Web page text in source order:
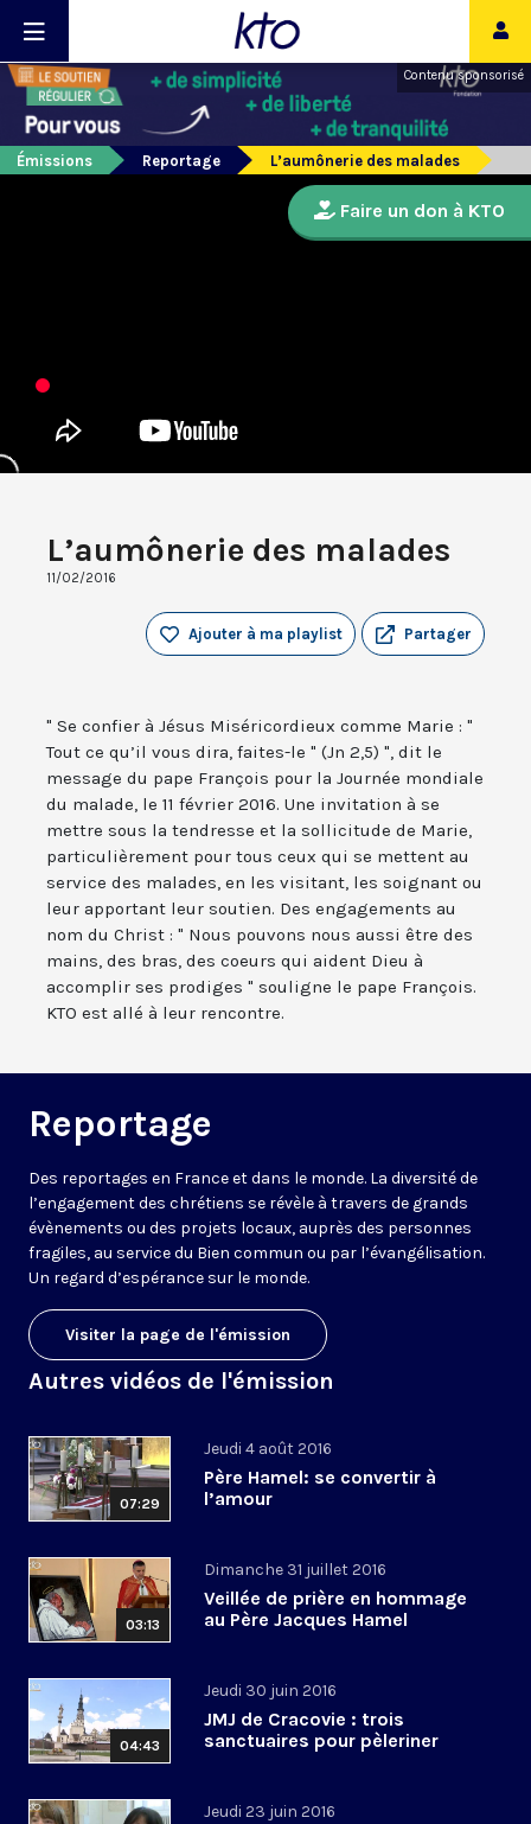
Contenu sponsorisé
Émissions Reportage L’aumônerie des malades
L’aumônerie des malades
11/02/2016
Partager
Ajouter à ma playlist
" Se confier à Jésus Miséricordieux comme Marie : "
Tout ce qu’il vous dira, faites-le " (Jn 2,5) ", dit le
message du pape François pour la Journée mondiale
du malade, le 11 février 2016. Une invitation à se
mettre sous la tendresse et la sollicitude de Marie,
particulièrement pour tous ceux qui se mettent au
service des malades, en les visitant, les soignant ou
leur apportant leur soutien. Des engagements au
nom du Christ : " Nous pouvons nous aussi être des
mains, des bras, des coeurs qui aident Dieu à
accomplir ses prodiges " souligne le pape François.
KTO est allé à leur rencontre.
Reportage
Des reportages en France et dans le monde. La diversité de
l’engagement des chrétiens se révèle à travers de grands
évènements ou des projets locaux, auprès des personnes
fragiles, au service du Bien commun ou par l’évangélisation.
Un regard d’espérance sur le monde.
Visiter la page de l'émission
Autres vidéos de l'émission
07:29
Jeudi 4 août 2016
Père Hamel: se convertir à
l’amour
03:13
Dimanche 31 juillet 2016
Veillée de prière en hommage
au Père Jacques Hamel
04:43
Jeudi 30 juin 2016
JMJ de Cracovie : trois
sanctuaires pour pèleriner
Jeudi 23 juin 2016
Faire un don à KTO